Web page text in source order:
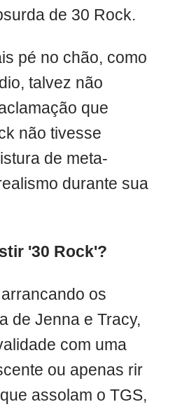
de 30 Rock.
pé no chão, como
talvez não
que
não tivesse
de meta-
durante sua
'30 Rock'?
os
de Jenna e Tracy,
com uma
ou apenas rir
assolam o TGS,